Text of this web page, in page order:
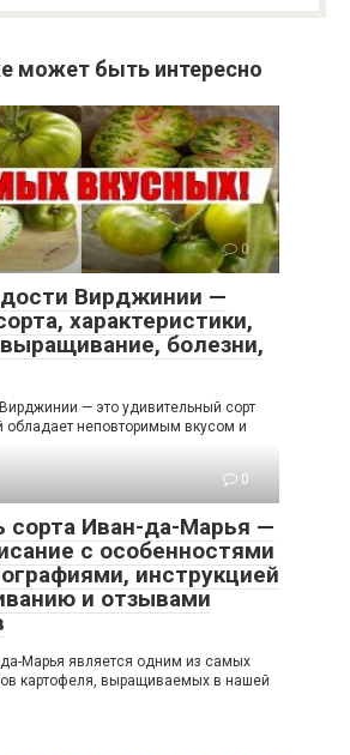
может быть интересно
0
Вирджинии —
характеристики,
болезни,
— это удивительный сорт
обладает неповторимым вкусом и
0
сорта Иван-да-Марья —
с особенностями
инструкцией
и отзывами
Марья является одним из самых
картофеля, выращиваемых в нашей